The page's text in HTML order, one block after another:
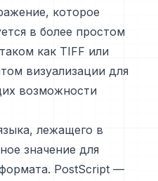
которое
в более простом
как TIFF или
визуализации для
возможности
лежащего в
значение для
PostScript —